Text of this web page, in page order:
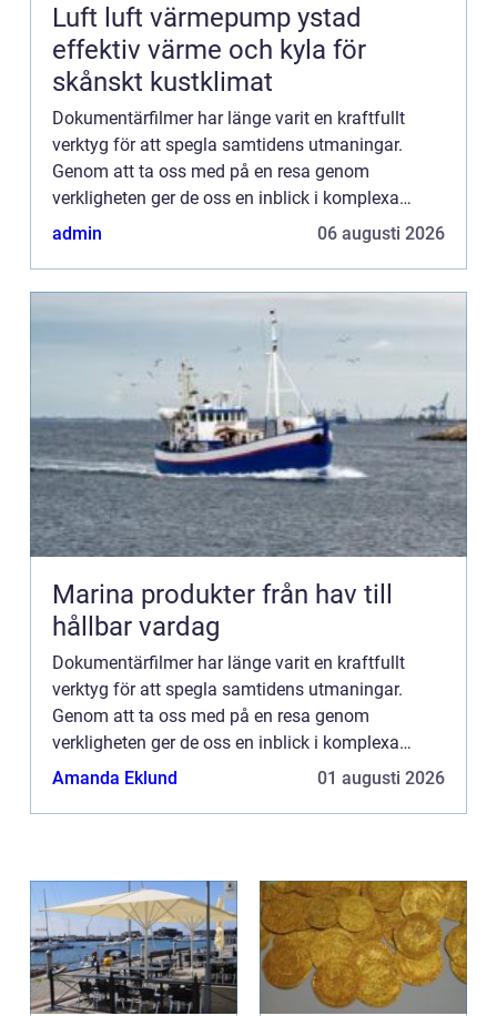
Luft luft värmepump ystad
effektiv värme och kyla för
skånskt kustklimat
Dokumentärfilmer har länge varit en kraftfullt
verktyg för att spegla samtidens utmaningar.
Genom att ta oss med på en resa genom
verkligheten ger de oss en inblick i komplexa
frågor och utmaningar som präglar vå...
admin 06 augusti 2026
Marina produkter från hav till
hållbar vardag
Dokumentärfilmer har länge varit en kraftfullt
verktyg för att spegla samtidens utmaningar.
Genom att ta oss med på en resa genom
verkligheten ger de oss en inblick i komplexa
frågor och utmaningar som präglar vå...
Amanda Eklund 01 augusti 2026